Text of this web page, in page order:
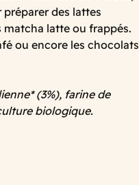
des lattes
latte ou frappés.
ou encore les chocolats
(3%), farine de
biologique.